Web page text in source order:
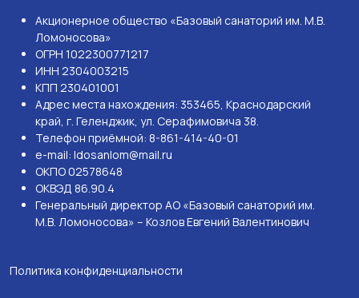
Акционерное общество «Базовый санаторий им. М.В.
Ломоносова»
ОГРН 1022300771217
ИНН 2304003215
КПП 230401001
Адрес места нахождения: 353465, Краснодарский
край, г. Геленджик, ул. Серафимовича 38.
Телефон приёмной: 8-861-414-40-01
e-mail: ldosanlom@mail.ru
ОКПО 02578648
ОКВЭД 86.90.4
Генеральный директор АО «Базовый санаторий им.
М.В. Ломоносова» – Козлов Евгений Валентинович
Политика конфиденциальности